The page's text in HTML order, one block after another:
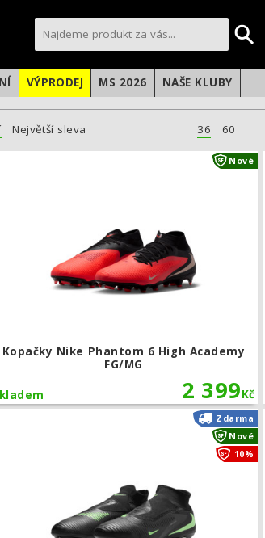
VÝPRODEJ MS 2026 NAŠE KLUBY
Největší sleva 36 60
Kopačky Nike Phantom 6 High Academy
FG/MG
2 399Kč
Nové
Nike Phantom 6 High Elite AG-Pro
Zdarma
Nové
10%